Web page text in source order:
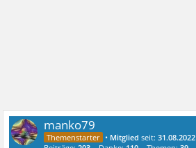
manko79
• Mitglied seit:31.08.2022